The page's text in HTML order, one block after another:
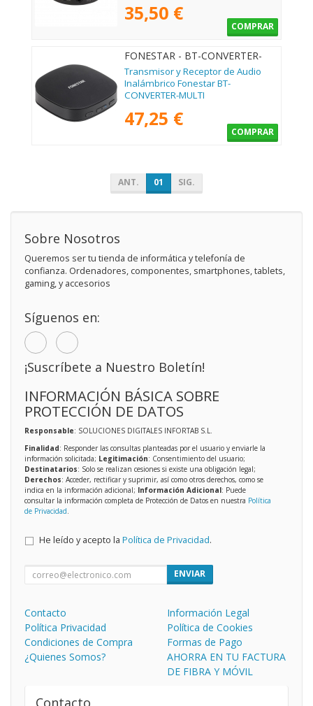
35,50 €
COMPRAR
FONESTAR - BT-CONVERTER-
MULTI
Transmisor y Receptor de Audio
Inalámbrico Fonestar BT-
CONVERTER-MULTI
47,25 €
COMPRAR
ANT. 01 SIG.
Sobre Nosotros
Queremos ser tu tienda de informática y telefonía de
confianza. Ordenadores, componentes, smartphones, tablets,
gaming, y accesorios
Síguenos en:
¡Suscríbete a Nuestro Boletín!
INFORMACIÓN BÁSICA SOBRE
PROTECCIÓN DE DATOS
Responsable: SOLUCIONES DIGITALES INFORTAB S.L.
Finalidad: Responder las consultas planteadas por el usuario y enviarle la
información solicitada; Legitimación: Consentimiento del usuario;
Destinatarios: Solo se realizan cesiones si existe una obligación legal;
Derechos: Acceder, rectificar y suprimir, así como otros derechos, como se
indica en la información adicional; Información Adicional: Puede
consultar la información completa de Protección de Datos en nuestra Política
de Privacidad.
He leído y acepto la Política de Privacidad.
ENVIAR
Contacto
Información Legal
Política Privacidad
Política de Cookies
Condiciones de Compra
Formas de Pago
¿Quienes Somos?
AHORRA EN TU FACTURA
DE FIBRA Y MÓVIL
Contacto